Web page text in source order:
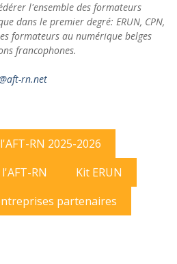
l'ensemble des formateurs
dans le premier degré: ERUN, CPN,
formateurs au numérique belges
francophones.
rn.net
RN 2025-2026
RN
Kit ERUN
partenaires